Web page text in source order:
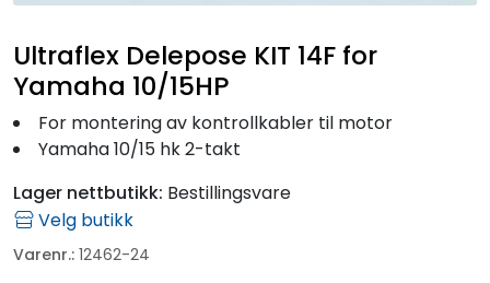
Ultraflex Delepose KIT 14F for
Yamaha 10/15HP
For montering av kontrollkabler til motor
Yamaha 10/15 hk 2-takt
Lager nettbutikk: Bestillingsvare
Velg butikk
Varenr.: 12462-24
Båtpleie/Opplag